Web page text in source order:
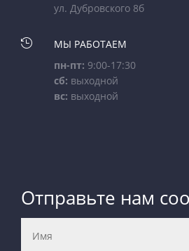
ул. Дубровского 8б

МЫ РАБОТАЕМ
пн-пт: 9:00-17:30
сб: выходной
вс: выходной
Отправьте нам